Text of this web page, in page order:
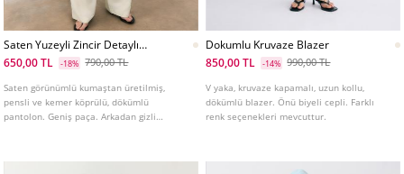
Saten Yuzeyli Zincir Detaylı
Pensli Pantolon
650,00 TL -18% 790,00 TL
Saten görünümlü kumaştan üretilmiş,
pensli ve kemer köprülü, dökümlü
pantolon. Geniş paça. Arkadan gizli
Dokumlu Kruvaze Blazer
850,00 TL
-14% 990,00 TL
V yaka, kruvaze kapamalı, uzun kollu,
dökümlü blazer. Önü biyeli cepli. Farklı
renk seçenekleri mevcuttur.